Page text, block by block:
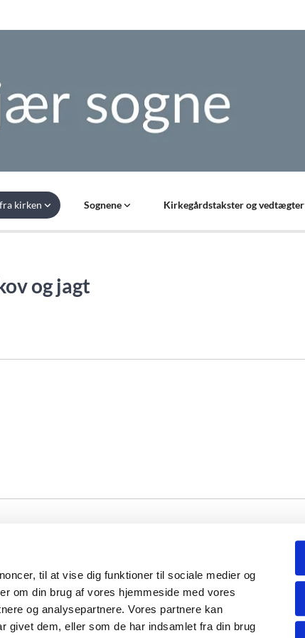
til at vise dig funktioner til sociale medier og
om din brug af vores hjemmeside med vores
og analysepartnere. Vores partnere kan
givet dem, eller som de har indsamlet fra din brug
kirken Sognene Kirkegårdstakster og vedtægter
og jagt
Storring, 8464 Galten86 95 00 74storring.sogn@km.dk
Tilgængelighedserklæring